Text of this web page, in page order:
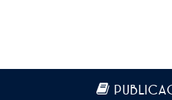
Más información